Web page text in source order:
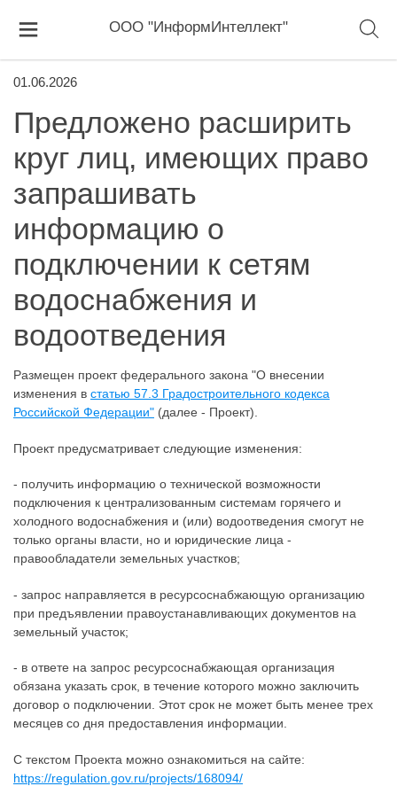
ООО "ИнформИнтеллект"
01.06.2026
Предложено расширить
круг лиц, имеющих право
запрашивать
информацию о
подключении к сетям
водоснабжения и
водоотведения
Размещен проект федерального закона "О внесении
изменения в статью 57.3 Градостроительного кодекса
Российской Федерации" (далее - Проект).
Проект предусматривает следующие изменения:
- получить информацию о технической возможности
подключения к централизованным системам горячего и
холодного водоснабжения и (или) водоотведения смогут не
только органы власти, но и юридические лица -
правообладатели земельных участков;
- запрос направляется в ресурсоснабжающую организацию
при предъявлении правоустанавливающих документов на
земельный участок;
- в ответе на запрос ресурсоснабжающая организация
обязана указать срок, в течение которого можно заключить
договор о подключении. Этот срок не может быть менее трех
месяцев со дня предоставления информации.
С текстом Проекта можно ознакомиться на сайте:
https://regulation.gov.ru/projects/168094/